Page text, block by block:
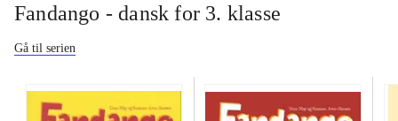
Fandango - dansk for 3. klasse
Gå til serien